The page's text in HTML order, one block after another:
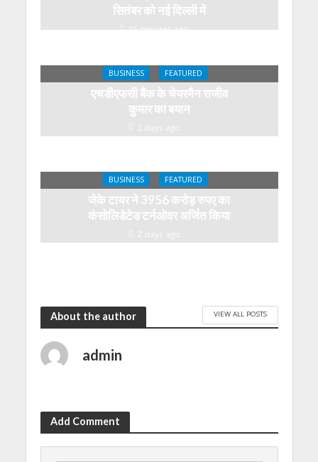
सितंबर को नई दिल्ली में
35 minutes ago
BUSINESS FEATURED
एचडीएफसी बैंक के चेयरमैन राजीव
कुमार का बयान
2 days ago
BUSINESS FEATURED
जेके टायर ने 3956 करोड़ रुपए का
कंसोलिडेटेड टर्नओवर अर्जित किया
2 days ago
About the author VIEW ALL POSTS
admin
Add Comment